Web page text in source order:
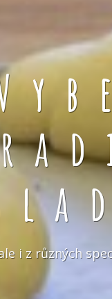
i z různých